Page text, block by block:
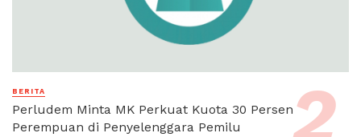
BERITA
Perludem Minta MK Perkuat Kuota 30 Persen
Perempuan di Penyelenggara Pemilu